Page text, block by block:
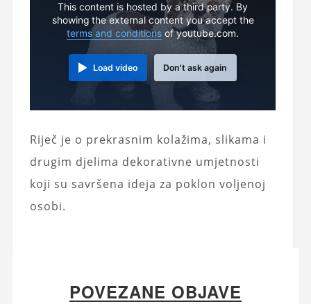
This content is hosted by a third party. By
showing the external content you accept the
terms and conditions of youtube.com.
Load video Don't ask again
Riječ je o prekrasnim kolažima, slikama i
drugim djelima dekorativne umjetnosti
koji su savršena ideja za poklon voljenoj
osobi.
POVEZANE OBJAVE